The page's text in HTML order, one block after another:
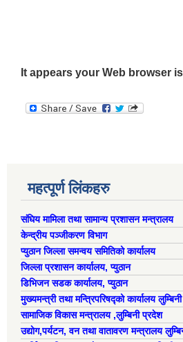
It appears your Web browser
महत्पूर्ण लिंकहरु
संघिय मामिला तथा सामान्य प्रशासन मन्त्रालय
केन्द्रीय पञ्जीकरण विभाग
प्युठान जिल्ला समन्वय समितिको कार्यालय
जिल्ला प्रशासन कार्यालय, प्युठान
डिभिजन सडक कार्यालय, प्युठान
मुख्यमन्त्री तथा मन्त्रिपरिषद्को कार्यालय
सामाजिक विकास मन्त्रालय ,लुम्बिनी प्रदेश
उद्याेग,पर्यटन, वन तथा वातावरण मन्त्रालय